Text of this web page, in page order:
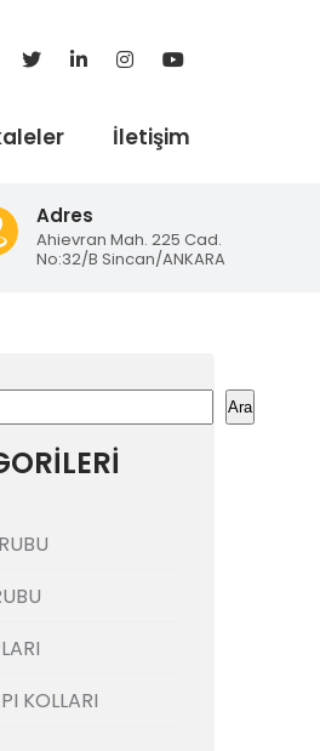
İletişim
Adres
Ahievran Mah. 225 Cad.
No:32/B Sincan/ANKARA
Ara
KOLLARI